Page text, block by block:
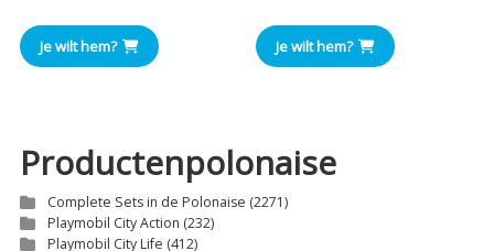
prijs
is:
Je wilt hem? Je wilt hem?
Productenpolonaise
Complete Sets in de Polonaise (2271)
Playmobil City Action (232)
Playmobil City Life (412)